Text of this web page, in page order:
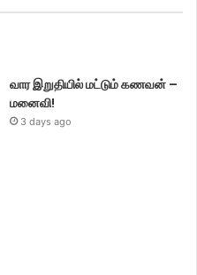
வார இறுதியில் மட்டும் கணவன் –
மனைவி!
3 days ago